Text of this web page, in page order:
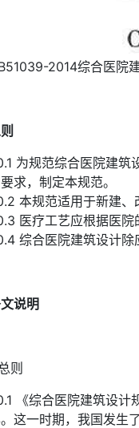
2014综合医院
为规范综合医院建
求，制定本规范。
本规范适用于新建、
医疗工艺应根据医
综合医院建筑设计
说明
则
《综合医院建筑设
这一时期，我国发生